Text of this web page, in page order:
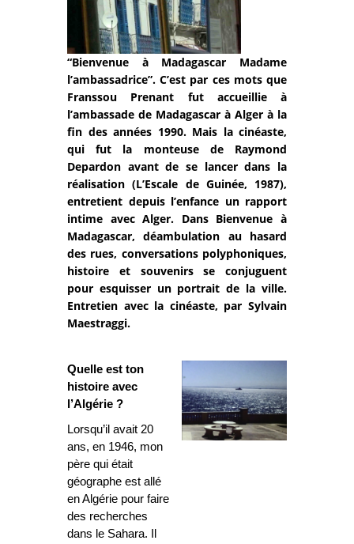
“Bienvenue à Madagascar Madame
l’ambassadrice”. C’est par ces mots que
Franssou Prenant fut accueillie à
l’ambassade de Madagascar à Alger à la
fin des années 1990. Mais la cinéaste,
qui fut la monteuse de Raymond
Depardon avant de se lancer dans la
réalisation (L’Escale de Guinée, 1987),
entretient depuis l’enfance un rapport
intime avec Alger. Dans Bienvenue à
Madagascar, déambulation au hasard
des rues, conversations polyphoniques,
histoire et souvenirs se conjuguent
pour esquisser un portrait de la ville.
Entretien avec la cinéaste, par Sylvain
Maestraggi.
Quelle est ton
histoire avec
l’Algérie ?
Lorsqu’il avait 20
ans, en 1946, mon
père qui était
géographe est allé
en Algérie pour faire
des recherches
dans le Sahara. Il